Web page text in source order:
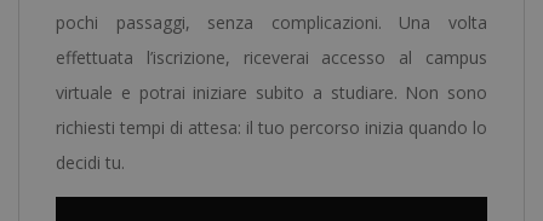
pochi passaggi, senza complicazioni. Una volta
effettuata l’iscrizione, riceverai accesso al campus
virtuale e potrai iniziare subito a studiare. Non sono
richiesti tempi di attesa: il tuo percorso inizia quando lo
decidi tu.